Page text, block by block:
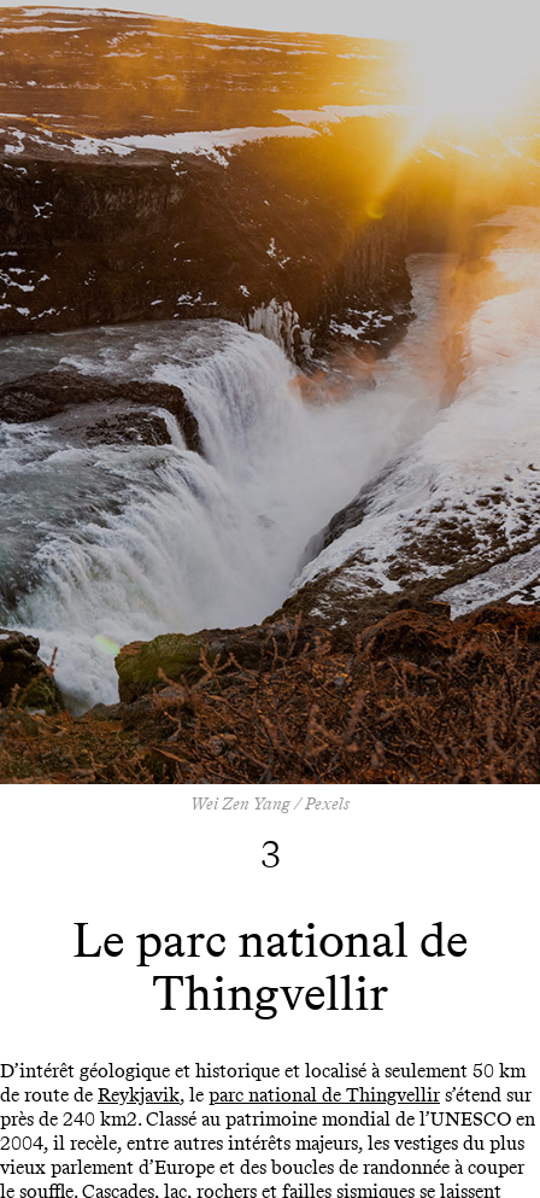
Wei Zen Yang / Pexels
3
Le parc national de
Thingvellir
D’intérêt géologique et historique et localisé à seulement 50 km
de route de Reykjavik, le parc national de Thingvellirs’étend sur
près de 240 km2. Classé au patrimoine mondial de l’UNESCO en
2004, il recèle, entre autres intérêts majeurs, les vestiges du plus
vieux parlement d’Europe et des boucles de randonnée à couper
le souffle. Cascades, lac, rochers et failles sismiques se laissent